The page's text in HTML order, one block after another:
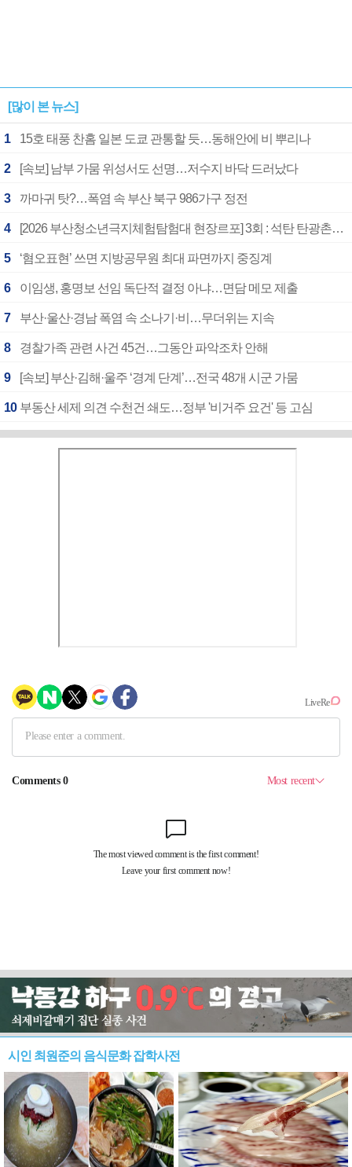
[많이 본 뉴스]
1 15호 태풍 찬홈 일본 도쿄 관통할 듯…동해안에 비 뿌리나
2 [속보] 남부 가뭄 위성서도 선명…저수지 바닥 드러났다
3 까마귀 탓?…폭염 속 부산 북구 986가구 정전
4 [2026 부산청소년극지체험탐험대 현장르포] 3회 : 석탄 탄광촌에서 북극 연구의 중심지로
5 ‘혐오표현’ 쓰면 지방공무원 최대 파면까지 중징계
6 이임생, 홍명보 선임 독단적 결정 아냐…면담 메모 제출
7 부산·울산·경남 폭염 속 소나기·비…무더위는 지속
8 경찰가족 관련 사건 45건…그동안 파악조차 안해
9 [속보] 부산·김해·울주 ‘경계 단계’…전국 48개 시군 가뭄
10 부동산 세제 의견 수천건 쇄도…정부 '비거주 요건' 등 고심
시인 최원준의 음식문화 잡학사전